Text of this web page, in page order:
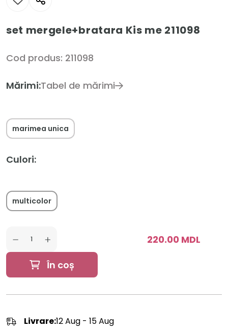
set mergele+bratara Kis me 211098
Cod produs: 211098
Mărimi:Tabel de mărimi
marimea unica
Culori:
multicolor
220.00 MDL
În coș
Livrare:12 Aug - 15 Aug